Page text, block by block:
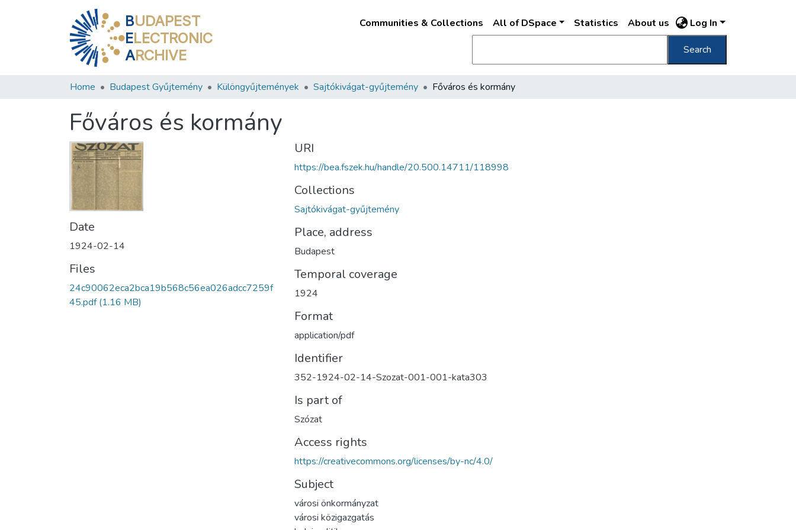
BUDAPEST
ELECTRONIC
ARCHIVE
Communities & Collections All of DSpace Statistics About us Log In
Search
Home Budapest Gyűjtemény Különgyűjtemények Sajtókivágat-gyűjtemény Főváros és kormány
Főváros és kormány
Date
1924-02-14
Files
24c90062eca2bca19b568c56ea026adcc7259f
45.pdf(1.16 MB)
URI
https://bea.fszek.hu/handle/20.500.14711/118998
Collections
Sajtókivágat-gyűjtemény
Place, address
Budapest
Temporal coverage
1924
Format
application/pdf
Identifier
352-1924-02-14-Szozat-001-001-kata303
Is part of
Szózat
Access rights
https://creativecommons.org/licenses/by-nc/4.0/
Subject
városi önkormányzat
városi közigazgatás